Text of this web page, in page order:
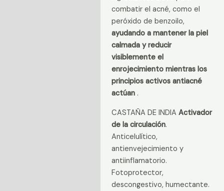
combatir el acné, como el
peróxido de benzoilo,
ayudando a mantener la piel
calmada y reducir
visiblemente el
enrojecimiento mientras los
principios activos antiacné
actúan.
CASTAÑA DE INDIA Activador
de la circulación.
Anticelulítico,
antienvejecimiento y
antiinflamatorio.
Fotoprotector,
descongestivo, humectante.